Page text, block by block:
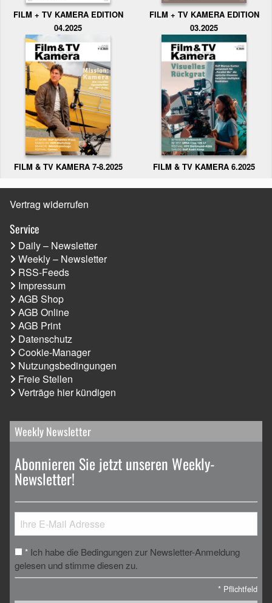
FILM + TV KAMERA EDITION
04.2025
FILM + TV KAMERA EDITION
03.2025
FILM & TV KAMERA 7-8.2025 FILM & TV KAMERA 6.2025
Vertrag widerrufen
Service
Daily – Newsletter
Weekly – Newsletter
RSS-Feeds
Impressum
AGB Shop
AGB Online
AGB Print
Datenschutz
Cookie-Manager
Nutzungsbedingungen
Freie Stellen
Verträge hier kündigen
Weekly Newsletter
Abonnieren Sie jetzt unseren Weekly-
Newsletter!
* Ich habe die Bedingungen zur Newsletter-Anmeldung
gelesen und stimme diesen zu.
* Pflichtfeld